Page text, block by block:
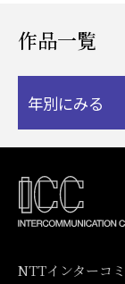
作品一覧
年別にみる
NTTインターコ